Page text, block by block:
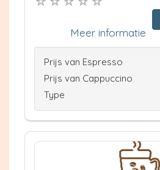
Meer informatie
Prijs van Espresso
Prijs van Cappuccino
Type